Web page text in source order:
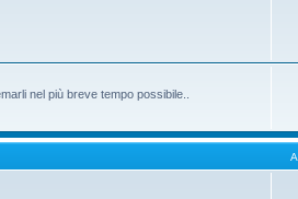
nel più breve tempo possibile..